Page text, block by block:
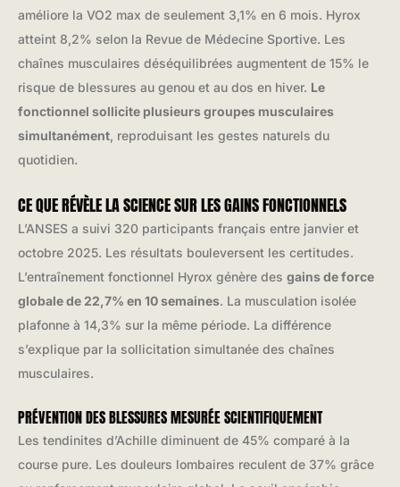
améliore la VO2 max de seulement 3,1% en 6 mois. Hyrox
atteint 8,2% selon la Revue de Médecine Sportive. Les
chaînes musculaires déséquilibrées augmentent de 15% le
risque de blessures au genou et au dos en hiver. Le
fonctionnel sollicite plusieurs groupes musculaires
simultanément , reproduisant les gestes naturels du
quotidien.
CE QUE RÉVÈLE LA SCIENCE SUR LES GAINS FONCTIONNELS
L’ANSES a suivi 320 participants français entre janvier et
octobre 2025. Les résultats bouleversent les certitudes.
L’entraînement fonctionnel Hyrox génère des gains de force
globale de 22,7% en 10 semaines. La musculation isolée
plafonne à 14,3% sur la même période. La différence
s’explique par la sollicitation simultanée des chaînes
musculaires.
PRÉVENTION DES BLESSURES MESURÉE SCIENTIFIQUEMENT
Les tendinites d’Achille diminuent de 45% comparé à la
course pure. Les douleurs lombaires reculent de 37% grâce